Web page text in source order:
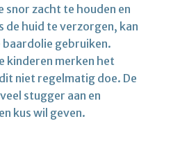
snor zacht te houden en
de huid te verzorgen, kan
baardolie gebruiken.
kinderen merken het
niet regelmatig doe. De
stugger aan en
kus wil geven.